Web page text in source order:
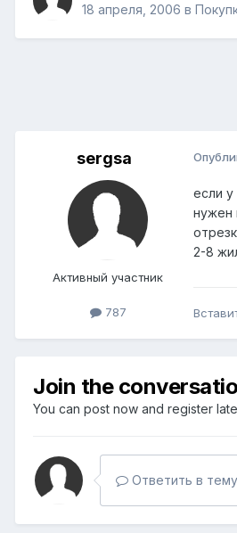
18 апреля, 2006 в
sergsa
Активный участник
787
если у
нужен
2-8
Join the
You can post now and register
Ответить в